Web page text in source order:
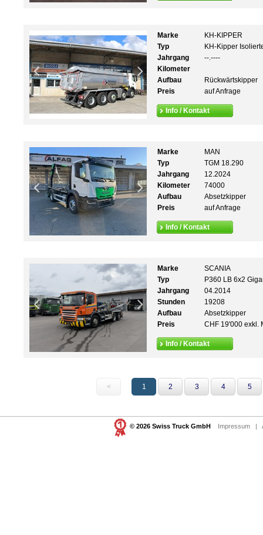
Marke
KH-KIPPER
Typ
KH-Kipper
Jahrgang
--.----
Kilometer
Aufbau
Rückwärtskipper
Preis
auf Anfrage
Info / Kontakt
Marke
MAN
Typ
TGM 18.290
Jahrgang
12.2024
Kilometer
74000
Aufbau
Absetzkipper
Preis
auf Anfrage
Info / Kontakt
Marke
SCANIA
Typ
P360 LB 6x2
Jahrgang
04.2014
Stunden
19208
Aufbau
Absetzkipper
Preis
CHF 19'000 exkl.
Info / Kontakt
< 1 2 3 4 5
© 2026 Swiss Truck GmbH Impressum |